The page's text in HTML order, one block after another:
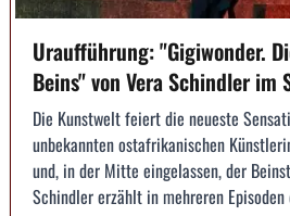
Uraufführung: "Gigiwonder.
Beins" von Vera Schindler im
Die Kunstwelt feiert die neueste
unbekannten ostafrikanischen
und, in der Mitte eingelassen, der
Schindler erzählt in mehreren